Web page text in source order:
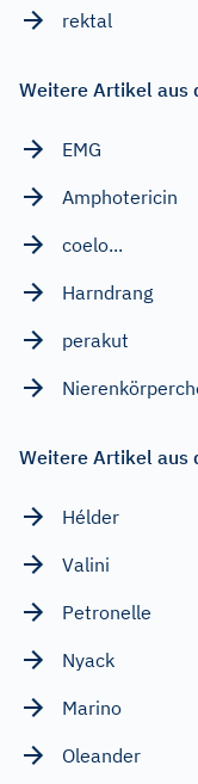
rektal
Weitere Artikel aus
EMG
Amphotericin
coelo...
Harndrang
perakut
Weitere Artikel aus
Hélder
Valini
Petronelle
Nyack
Marino
Oleander